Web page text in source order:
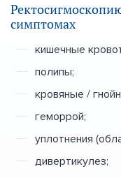
симптомах
кишечные
полипы;
кровяные /
геморрой;
уплотнения
дивертикулез;